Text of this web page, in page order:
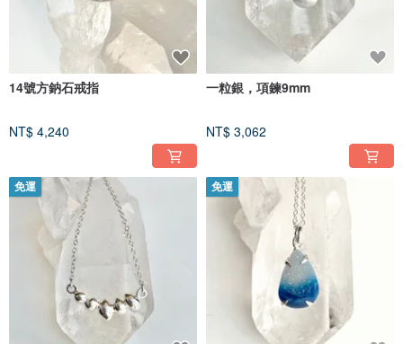
14號方鈉石戒指
NT$ 4,240
一粒銀，項鍊9mm
NT$ 3,062
免運 免運